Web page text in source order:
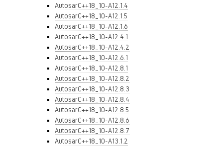
AutosarC++18_10-A12.1.4
AutosarC++18_10-A12.1.5
AutosarC++18_10-A12.1.6
AutosarC++18_10-A12.4.1
AutosarC++18_10-A12.4.2
AutosarC++18_10-A12.6.1
AutosarC++18_10-A12.8.1
AutosarC++18_10-A12.8.2
AutosarC++18_10-A12.8.3
AutosarC++18_10-A12.8.4
AutosarC++18_10-A12.8.5
AutosarC++18_10-A12.8.6
AutosarC++18_10-A12.8.7
AutosarC++18_10-A13.1.2